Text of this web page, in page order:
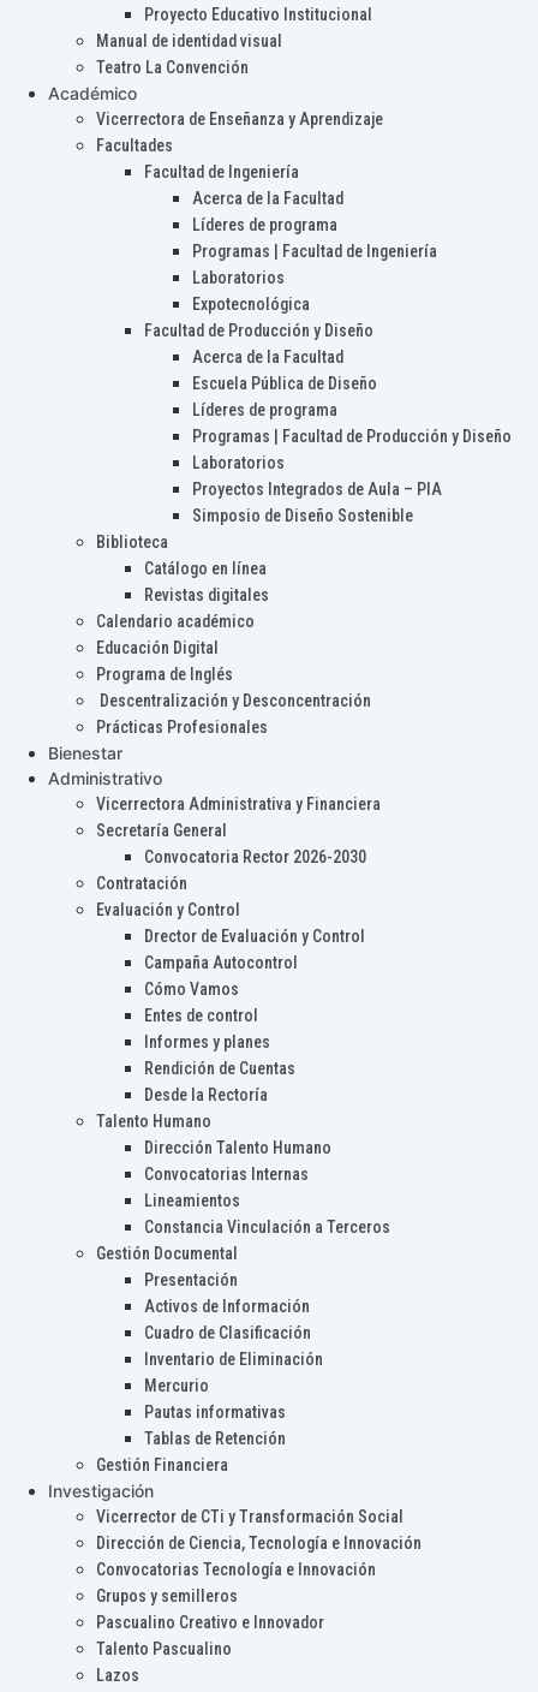
Proyecto Educativo Institucional
Manual de identidad visual
Teatro La Convención
Académico
Vicerrectora de Enseñanza y Aprendizaje
Facultades
Facultad de Ingeniería
Acerca de la Facultad
Líderes de programa
Programas | Facultad de Ingeniería
Laboratorios
Expotecnológica
Facultad de Producción y Diseño
Acerca de la Facultad
Escuela Pública de Diseño
Líderes de programa
Programas | Facultad de Producción y Diseño
Laboratorios
Proyectos Integrados de Aula – PIA
Simposio de Diseño Sostenible
Biblioteca
Catálogo en línea
Revistas digitales
Calendario académico
Educación Digital
Programa de Inglés
Descentralización y Desconcentración
Prácticas Profesionales
Bienestar
Administrativo
Vicerrectora Administrativa y Financiera
Secretaría General
Convocatoria Rector 2026-2030
Contratación
Evaluación y Control
Drector de Evaluación y Control
Campaña Autocontrol
Cómo Vamos
Entes de control
Informes y planes
Rendición de Cuentas
Desde la Rectoría
Talento Humano
Dirección Talento Humano
Convocatorias Internas
Lineamientos
Constancia Vinculación a Terceros
Gestión Documental
Presentación
Activos de Información
Cuadro de Clasificación
Inventario de Eliminación
Mercurio
Pautas informativas
Tablas de Retención
Gestión Financiera
Investigación
Vicerrector de CTi y Transformación Social
Dirección de Ciencia, Tecnología e Innovación
Convocatorias Tecnología e Innovación
Grupos y semilleros
Pascualino Creativo e Innovador
Talento Pascualino
Lazos